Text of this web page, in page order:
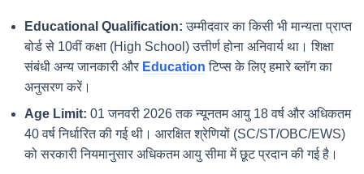
Educational Qualification: उम्मीदवार का किसी भी मान्यता प्राप्त
बोर्ड से 10वीं कक्षा (High School) उत्तीर्ण होना अनिवार्य था। शिक्षा
संबंधी अन्य जानकारी और Education टिप्स के लिए हमारे ब्लॉग का
अनुसरण करें।
Age Limit: 01 जनवरी 2026 तक न्यूनतम आयु 18 वर्ष और अधिकतम
40 वर्ष निर्धारित की गई थी। आरक्षित श्रेणियों (SC/ST/OBC/EWS)
को सरकारी नियमानुसार अधिकतम आयु सीमा में छूट प्रदान की गई है।